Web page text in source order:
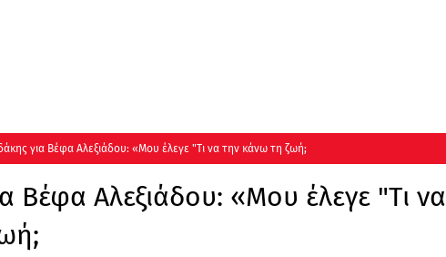
για Βέφα Αλεξιάδου: «Μου έλεγε "Τι να την κάνω τη ζωή;
Βέφα Αλεξιάδου: «Μου έλεγε "Τι να